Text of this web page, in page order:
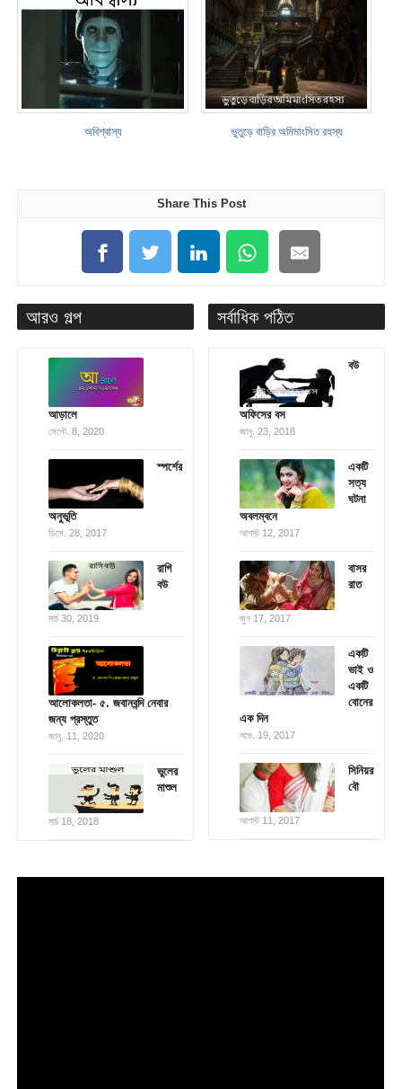
অবিশ্বাস্য ভুতুড়ে বাড়ির অমিমাংসিত রহস্য
Share This Post
আরও গল্প
আড়ালে
সেপ্টে. 8, 2020
স্পর্শের
অনুভূতি
ডিসে. 28, 2017
রাগি
বউ
মার্চ 30, 2019
আলোকলতা- ৫. জবানবন্দি নেবার
জন্য প্রস্তুত
জানু. 11, 2020
ভুলের
মাশুল
মার্চ 18, 2018
সর্বাধিক পঠিত
বউ
অফিসের বস
জানু. 23, 2018
একটি
সত্য
ঘটনা
অবলম্বনে
আগস্ট 12, 2017
বাসর
রাত
জুন 17, 2017
একটি
ভাই ও
একটি
বোনের
এক দিন
নভে. 19, 2017
সিনিয়র
বৌ
আগস্ট 11, 2017